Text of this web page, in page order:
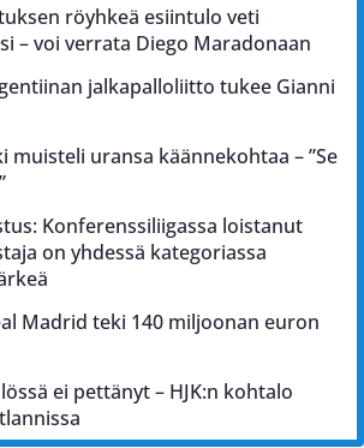
röyhkeä esiintulo veti
– voi verrata Diego Maradonaan
jalkapalloliitto tukee Gianni
muisteli uransa käännekohtaa – ”Se
Konferenssiliigassa loistanut
on yhdessä kategoriassa
Madrid teki 140 miljoonan euron
ei pettänyt – HJK:n kohtalo